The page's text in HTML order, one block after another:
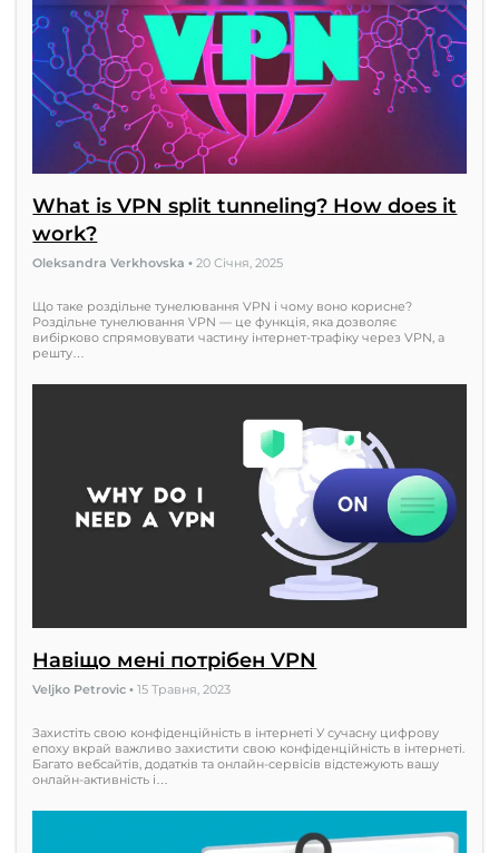
What is VPN split tunneling? How does it
work?
Oleksandra Verkhovska•20 Січня, 2025
Що таке роздільне тунелювання VPN і чому воно корисне?
Роздільне тунелювання VPN — це функція, яка дозволяє
вибірково спрямовувати частину інтернет-трафіку через VPN, а
решту…
Навіщо мені потрібен VPN
Veljko Petrovic•15 Травня, 2023
Захистіть свою конфіденційність в інтернеті У сучасну цифрову
епоху вкрай важливо захистити свою конфіденційність в інтернеті.
Багато вебсайтів, додатків та онлайн-сервісів відстежують вашу
онлайн-активність і…